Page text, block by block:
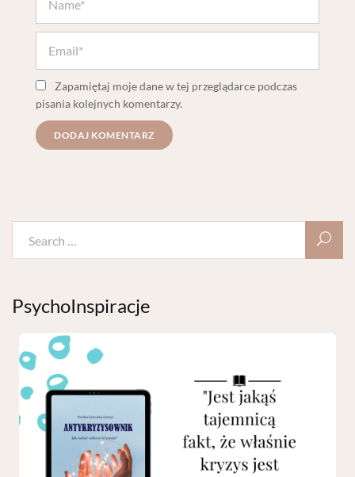
Zapamiętaj moje dane w tej przeglądarce podczas
pisania kolejnych komentarzy.
PsychoInspiracje